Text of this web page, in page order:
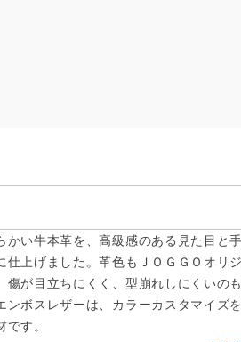
かい牛本革を、高級感のある見た目と
仕上げました。革色もＪＯＧＧＯオリ
傷が目立ちにくく、型崩れしにくいの
ンボスレザーは、カラーカスタマイズ
です。